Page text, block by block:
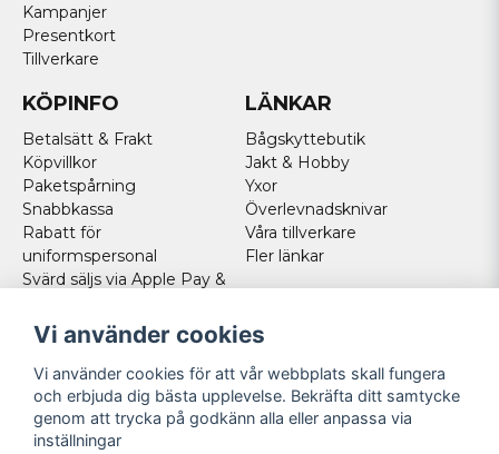
Kampanjer
Presentkort
Tillverkare
KÖPINFO
Betalsätt & Frakt
Köpvillkor
Paketspårning
Snabbkassa
Rabatt för
uniformspersonal
Svärd säljs via Apple Pay &
Norska kunder
Cookies
LÄNKAR
Bågskyttebutik
Jakt & Hobby
Yxor
Överlevnadsknivar
Våra tillverkare
Fler länkar
FÖLJ OSS
Facebook
Vi använder cookies
Vi använder cookies för att vår webbplats skall fungera
och erbjuda dig bästa upplevelse. Bekräfta ditt samtycke
genom att trycka på godkänn alla eller anpassa via
inställningar